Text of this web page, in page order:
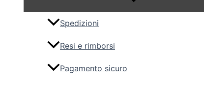
Spedizioni
Resi e rimborsi
Pagamento sicuro